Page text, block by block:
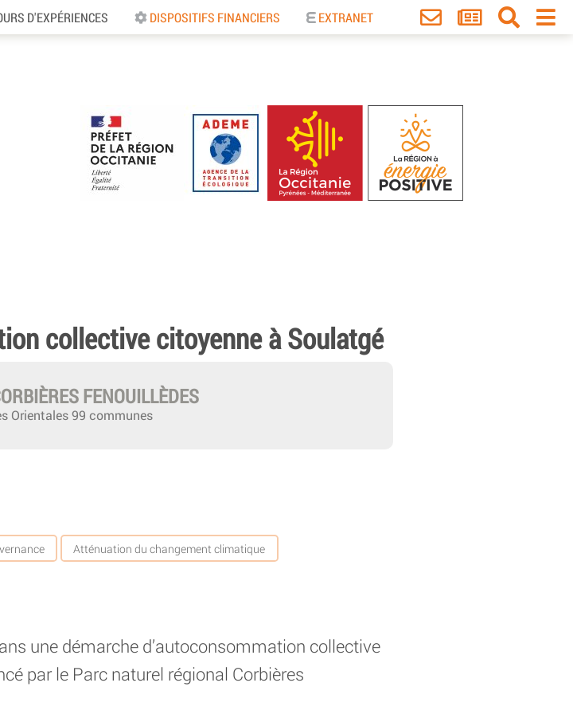
D'EXPÉRIENCES DISPOSITIFS FINANCIERS EXTRANET
collective citoyenne à Soulatgé
FENOUILLÈDES
Orientales 99 communes
Atténuation du changement climatique
une démarche d’autoconsommation collective
par le Parc naturel régional Corbières